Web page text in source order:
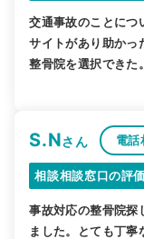
交通事故のことにつ
サイトがあり助かっ
整骨院を選択できた。
S.Nさん 電話
相談相談窓口の評価
事故対応の整骨院探
ました。とても丁寧